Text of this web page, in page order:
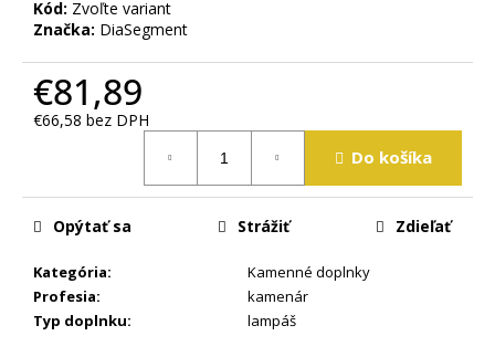
Kód: Zvoľte variant
Značka: DiaSegment
€81,89
€66,58 bez DPH
Do košíka
Kategória:
Kamenné doplnky
Profesia:
kamenár
Typ doplnku: lampáš
Opýtať sa Strážiť Zdieľať
m
e